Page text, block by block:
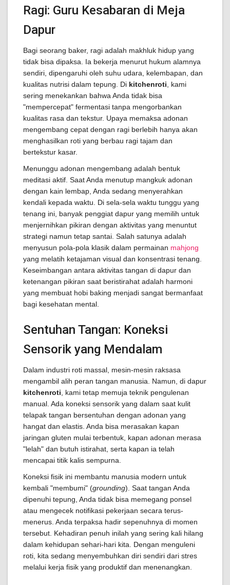
Ragi: Guru Kesabaran di Meja
Dapur
Bagi seorang baker, ragi adalah makhluk hidup yang
tidak bisa dipaksa. Ia bekerja menurut hukum alamnya
sendiri, dipengaruhi oleh suhu udara, kelembapan, dan
kualitas nutrisi dalam tepung. Di kitchenroti , kami
sering menekankan bahwa Anda tidak bisa
"mempercepat" fermentasi tanpa mengorbankan
kualitas rasa dan tekstur. Upaya memaksa adonan
mengembang cepat dengan ragi berlebih hanya akan
menghasilkan roti yang berbau ragi tajam dan
bertekstur kasar.
Menunggu adonan mengembang adalah bentuk
meditasi aktif. Saat Anda menutup mangkuk adonan
dengan kain lembap, Anda sedang menyerahkan
kendali kepada waktu. Di sela-sela waktu tunggu yang
tenang ini, banyak penggiat dapur yang memilih untuk
menjernihkan pikiran dengan aktivitas yang menuntut
strategi namun tetap santai. Salah satunya adalah
menyusun pola-pola klasik dalam permainan mahjong
yang melatih ketajaman visual dan konsentrasi tenang.
Keseimbangan antara aktivitas tangan di dapur dan
ketenangan pikiran saat beristirahat adalah harmoni
yang membuat hobi baking menjadi sangat bermanfaat
bagi kesehatan mental.
Sentuhan Tangan: Koneksi
Sensorik yang Mendalam
Dalam industri roti massal, mesin-mesin raksasa
mengambil alih peran tangan manusia. Namun, di dapur
kitchenroti , kami tetap memuja teknik pengulenan
manual. Ada koneksi sensorik yang dalam saat kulit
telapak tangan bersentuhan dengan adonan yang
hangat dan elastis. Anda bisa merasakan kapan
jaringan gluten mulai terbentuk, kapan adonan merasa
"lelah" dan butuh istirahat, serta kapan ia telah
mencapai titik kalis sempurna.
Koneksi fisik ini membantu manusia modern untuk
kembali "membumi" (grounding). Saat tangan Anda
dipenuhi tepung, Anda tidak bisa memegang ponsel
atau mengecek notifikasi pekerjaan secara terus-
menerus. Anda terpaksa hadir sepenuhnya di momen
tersebut. Kehadiran penuh inilah yang sering kali hilang
dalam kehidupan sehari-hari kita. Dengan menguleni
roti, kita sedang menyembuhkan diri sendiri dari stres
melalui kerja fisik yang produktif dan menenangkan.